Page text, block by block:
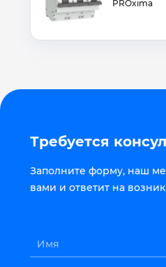
PROxima
Требуется
Заполните форму, наш
вами и ответит на
Имя